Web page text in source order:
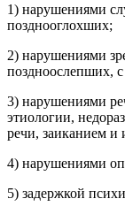
1) нарушениями
позднооглохших;
2) нарушениями
поздноослепших,
3) нарушениями
этиологии,
речи, заиканием
4) нарушениями
5) задержкой